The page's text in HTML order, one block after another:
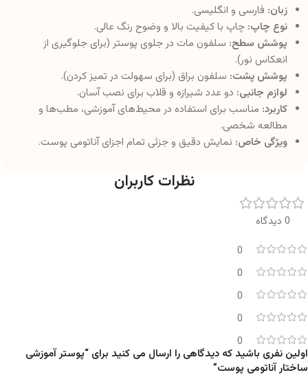
زبان: فارسی و انگلیسی.
نوع چاپ: چاپ با کیفیت بالا و وضوح رنگ عالی.
پوشش سطح: سلفون مات در جلوی پوستر (برای جلوگیری از
انعکاس نور).
پوشش پشت: سلفون براق (برای سهولت در تمیز کردن).
لوازم جانبی: دو عدد شیرازه و قلاب برای نصب آسان.
کاربرد: مناسب برای استفاده در محیط‌های آموزشی، مطب‌ها و
مطالعه شخصی.
ویژگی خاص: نمایش دقیق و جزئی تمام اجزای آناتومی پوست.
نظرات کاربران
0 دیدگاه
0
0
0
0
0
اولین نفری باشید که دیدگاهی را ارسال می کنید برای “پوستر آموزشی
ساختار آناتومی پوست”